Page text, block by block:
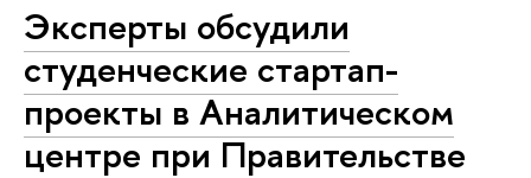
Эксперты обсудили
студенческие стартап-
проекты в Аналитическом
центре при Правительстве